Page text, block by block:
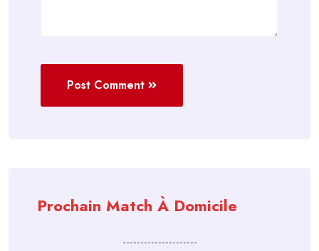
Post Comment
Prochain Match À Domicile
---------------------